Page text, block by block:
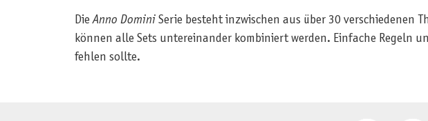
DieAnno Domini Serie besteht inzwischen aus über 30 verschiedenen
können alle Sets untereinander kombiniert werden. Einfache Regeln
fehlen sollte.